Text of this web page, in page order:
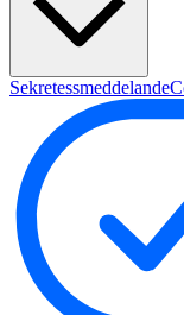
Sekretessmeddelande